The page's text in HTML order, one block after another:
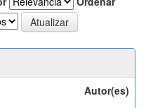
Autor(es)